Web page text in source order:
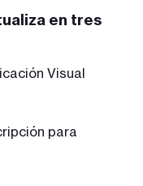
en tres
Visual
para